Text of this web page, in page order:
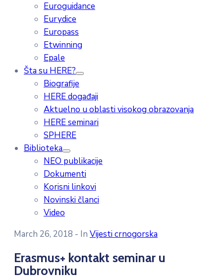
Euroguidance
Eurydice
Europass
Etwinning
Epale
Šta su HERE?
Biografije
HERE događaji
Aktuelno u oblasti visokog obrazovanja
HERE seminari
SPHERE
Biblioteka
NEO publikacije
Dokumenti
Korisni linkovi
Novinski članci
Video
March 26, 2018 - In Vijesti crnogorska
Erasmus+ kontakt seminar u
Dubrovniku